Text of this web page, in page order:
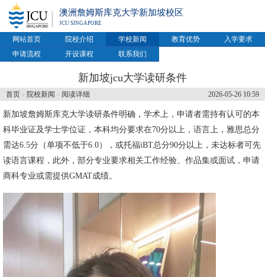
澳洲詹姆斯库克大学新加坡校区
JCU SINGAPORE
网站首页 院校介绍 学校新闻 教育优势
入学要求
申请流程
开设课程 联系我们
新加坡jcu大学读研条件
2026-05-26 10:59
首页 > 院校新闻 > 阅读详细
新加坡詹姆斯库克大学读研条件明确，学术上，申请者需持有认可的本
科毕业证及学士学位证，本科均分要求在70分以上，语言上，雅思总分
需达6.5分（单项不低于6.0），或托福iBT总分90分以上，未达标者可先
读语言课程，此外，部分专业要求相关工作经验、作品集或面试，申请
商科专业或需提供GMAT成绩。